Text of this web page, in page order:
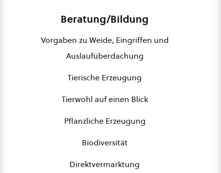
Beratung/Bildung
Vorgaben zu Weide, Eingriffen und
Auslaufüberdachung
Tierische Erzeugung
Tierwohl auf einen Blick
Pflanzliche Erzeugung
Biodiversität
Direktvermarktung